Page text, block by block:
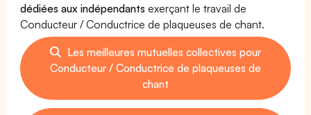
dédiées aux indépendants exerçant le travail de
Conducteur / Conductrice de plaqueuses de chant.
Les meilleures mutuelles collectives pour
Conducteur / Conductrice de plaqueuses de
chant